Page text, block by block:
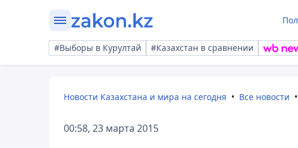
#Выборы в Курултай #Казахстан в сравнении
Новости Казахстана и мира на сегодня Все новости
00:58, 23 марта 2015